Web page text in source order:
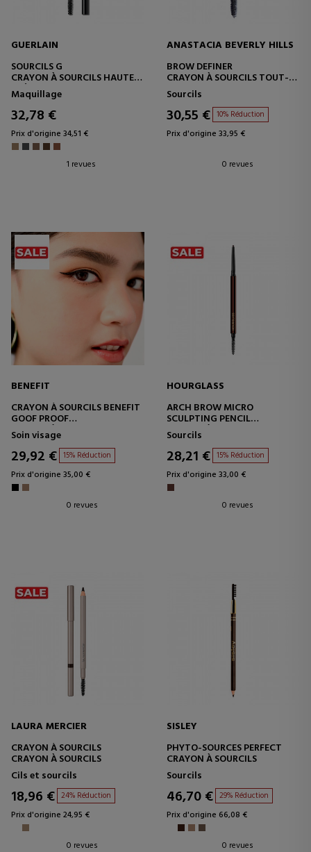
GUERLAIN
SOURCILS G
CRAYON À SOURCILS HAUTE
PRÉCISION ET LONGUE TENUE
Maquillage
32,78 €
Prix d'origine 34,51 €
1 revues
ANASTACIA BEVERLY HILLS
BROW DEFINER
CRAYON À SOURCILS TOUT-
EN-UN AVEC UNE POINTE
TRIANGULAIRE.
Sourcils
30,55 € 10% Réduction
Prix d'origine 33,95 €
0 revues
BENEFIT
CRAYON À SOURCILS BENEFIT
GOOF PROOF
CRAYON À SOURCILS
Soin visage
29,92 € 15% Réduction
Prix d'origine 35,00 €
0 revues
HOURGLASS
ARCH BROW MICRO
SCULPTING PENCIL
CRAYON À SOURCILS
Sourcils
28,21 € 15% Réduction
Prix d'origine 33,00 €
0 revues
LAURA MERCIER
CRAYON À SOURCILS
CRAYON À SOURCILS
Cils et sourcils
18,96 € 24% Réduction
Prix d'origine 24,95 €
0 revues
SISLEY
PHYTO-SOURCES PERFECT
CRAYON À SOURCILS
Sourcils
46,70 € 29% Réduction
Prix d'origine 66,08 €
0 revues